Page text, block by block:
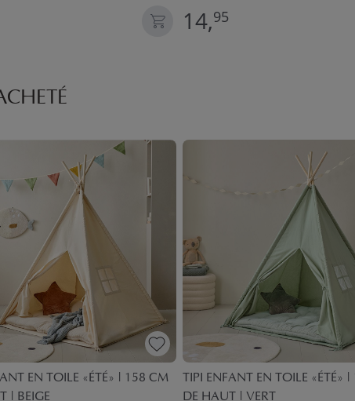
14,95
EN TOILE «ÉTÉ» | 158 CM
| BEIGE
TIPI ENFANT EN TOILE «ÉTÉ»
DE HAUT | VERT